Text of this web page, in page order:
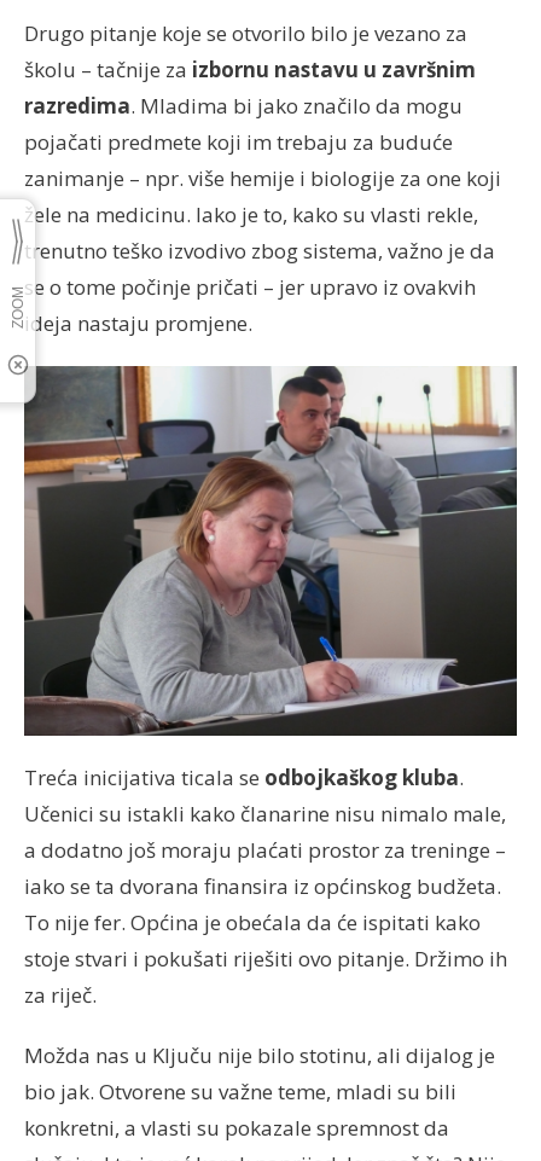
Drugo pitanje koje se otvorilo bilo je vezano za
školu – tačnije za izbornu nastavu u završnim
razredima. Mladima bi jako značilo da mogu
pojačati predmete koji im trebaju za buduće
zanimanje – npr. više hemije i biologije za one koji
žele na medicinu. Iako je to, kako su vlasti rekle,
trenutno teško izvodivo zbog sistema, važno je da
se o tome počinje pričati – jer upravo iz ovakvih
ideja nastaju promjene.
Treća inicijativa ticala se odbojkaškog kluba.
Učenici su istakli kako članarine nisu nimalo male,
a dodatno još moraju plaćati prostor za treninge –
iako se ta dvorana finansira iz općinskog budžeta.
To nije fer. Općina je obećala da će ispitati kako
stoje stvari i pokušati riješiti ovo pitanje. Držimo ih
za riječ.
Možda nas u Ključu nije bilo stotinu, ali dijalog je
bio jak. Otvorene su važne teme, mladi su bili
konkretni, a vlasti su pokazale spremnost da